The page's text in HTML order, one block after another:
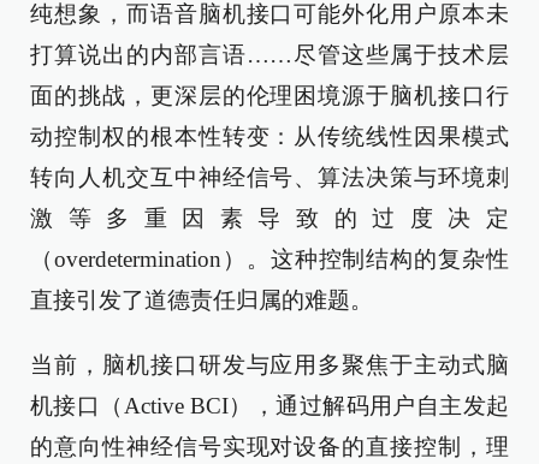
纯想象，而语音脑机接口可能外化用户原本未
打算说出的内部言语……尽管这些属于技术层
面的挑战，更深层的伦理困境源于脑机接口行
动控制权的根本性转变：从传统线性因果模式
转向人机交互中神经信号、算法决策与环境刺
激等多重因素导致的过度决定
（overdetermination）。这种控制结构的复杂性
直接引发了道德责任归属的难题。
当前，脑机接口研发与应用多聚焦于主动式脑
机接口（Active BCI），通过解码用户自主发起
的意向性神经信号实现对设备的直接控制，理